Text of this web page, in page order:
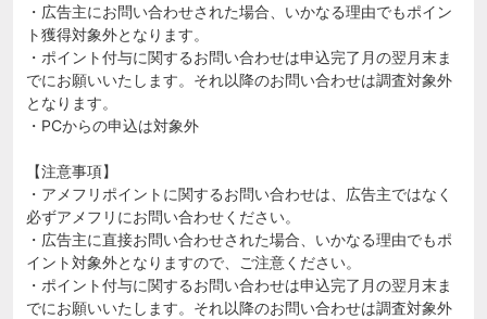
・広告主にお問い合わせされた場合、いかなる理由でもポイン
ト獲得対象外となります。
・ポイント付与に関するお問い合わせは申込完了月の翌月末ま
でにお願いいたします。それ以降のお問い合わせは調査対象外
となります。
・PCからの申込は対象外
【注意事項】
・アメフリポイントに関するお問い合わせは、広告主ではなく
必ずアメフリにお問い合わせください。
・広告主に直接お問い合わせされた場合、いかなる理由でもポ
イント対象外となりますので、ご注意ください。
・ポイント付与に関するお問い合わせは申込完了月の翌月末ま
でにお願いいたします。それ以降のお問い合わせは調査対象外